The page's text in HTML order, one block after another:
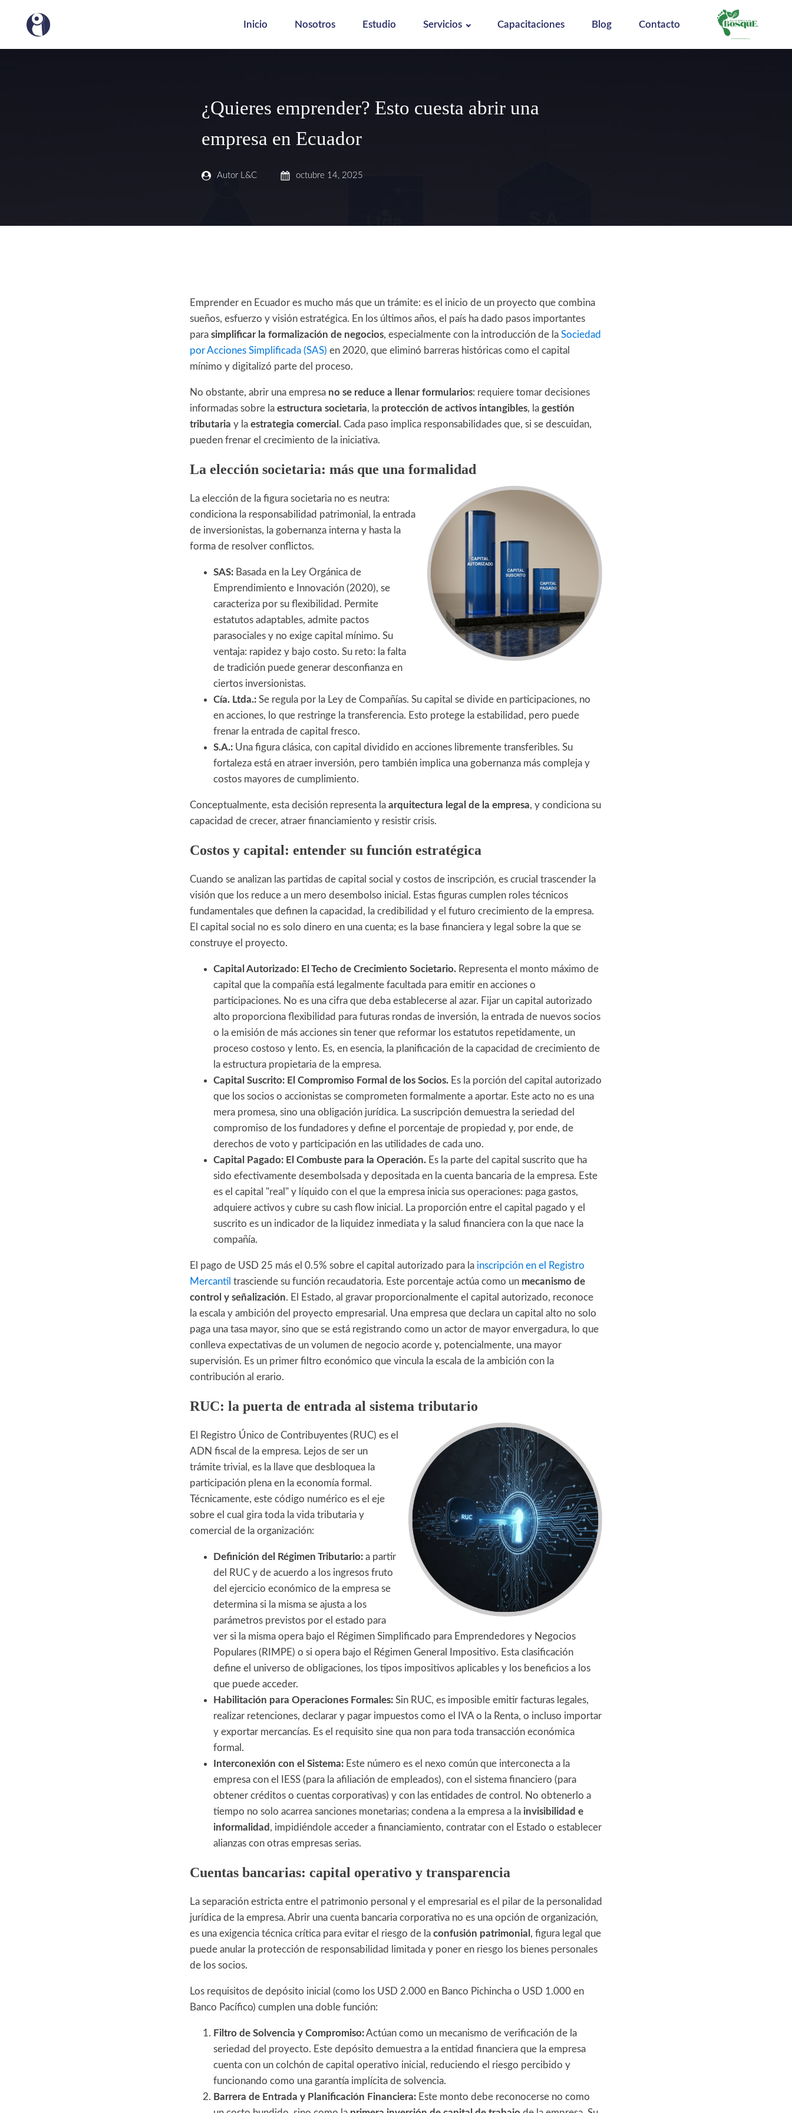
Inicio Nosotros Estudio Servicios Capacitaciones Blog Contacto
¿Quieres emprender? Esto cuesta abrir una
empresa en Ecuador
Autor L&C octubre 14, 2025
Emprender en Ecuador es mucho más que un trámite: es el inicio de un proyecto que combina
sueños, esfuerzo y visión estratégica. En los últimos años, el país ha dado pasos importantes
para simplificar la formalización de negocios, especialmente con la introducción de la Sociedad
por Acciones Simplificada (SAS) en 2020, que eliminó barreras históricas como el capital
mínimo y digitalizó parte del proceso.
No obstante, abrir una empresa no se reduce a llenar formularios: requiere tomar decisiones
informadas sobre la estructura societaria, la protección de activos intangibles, la gestión
tributaria y la estrategia comercial . Cada paso implica responsabilidades que, si se descuidan,
pueden frenar el crecimiento de la iniciativa.
La elección societaria: más que una formalidad
La elección de la figura societaria no es neutra:
condiciona la responsabilidad patrimonial, la entrada
de inversionistas, la gobernanza interna y hasta la
forma de resolver conflictos.
SAS: Basada en la Ley Orgánica de
Emprendimiento e Innovación (2020), se
caracteriza por su flexibilidad. Permite
estatutos adaptables, admite pactos
parasociales y no exige capital mínimo. Su
ventaja: rapidez y bajo costo. Su reto: la falta
de tradición puede generar desconfianza en
ciertos inversionistas.
Cía. Ltda.: Se regula por la Ley de Compañías. Su capital se divide en participaciones, no
en acciones, lo que restringe la transferencia. Esto protege la estabilidad, pero puede
frenar la entrada de capital fresco.
S.A.: Una figura clásica, con capital dividido en acciones libremente transferibles. Su
fortaleza está en atraer inversión, pero también implica una gobernanza más compleja y
costos mayores de cumplimiento.
Conceptualmente, esta decisión representa la arquitectura legal de la empresa, y condiciona su
capacidad de crecer, atraer financiamiento y resistir crisis.
Costos y capital: entender su función estratégica
Cuando se analizan las partidas de capital social y costos de inscripción, es crucial trascender la
visión que los reduce a un mero desembolso inicial. Estas figuras cumplen roles técnicos
fundamentales que definen la capacidad, la credibilidad y el futuro crecimiento de la empresa.
El capital social no es solo dinero en una cuenta; es la base financiera y legal sobre la que se
construye el proyecto.
Capital Autorizado: El Techo de Crecimiento Societario. Representa el monto máximo de
capital que la compañía está legalmente facultada para emitir en acciones o
participaciones. No es una cifra que deba establecerse al azar. Fijar un capital autorizado
alto proporciona flexibilidad para futuras rondas de inversión, la entrada de nuevos socios
o la emisión de más acciones sin tener que reformar los estatutos repetidamente, un
proceso costoso y lento. Es, en esencia, la planificación de la capacidad de crecimiento de
la estructura propietaria de la empresa.
Capital Suscrito: El Compromiso Formal de los Socios. Es la porción del capital autorizado
que los socios o accionistas se comprometen formalmente a aportar. Este acto no es una
mera promesa, sino una obligación jurídica. La suscripción demuestra la seriedad del
compromiso de los fundadores y define el porcentaje de propiedad y, por ende, de
derechos de voto y participación en las utilidades de cada uno.
Capital Pagado: El Combuste para la Operación. Es la parte del capital suscrito que ha
sido efectivamente desembolsada y depositada en la cuenta bancaria de la empresa. Este
es el capital "real" y líquido con el que la empresa inicia sus operaciones: paga gastos,
adquiere activos y cubre su cash flow inicial. La proporción entre el capital pagado y el
suscrito es un indicador de la liquidez inmediata y la salud financiera con la que nace la
compañía.
El pago de USD 25 más el 0.5% sobre el capital autorizado para la inscripción en el Registro
Mercantil trasciende su función recaudatoria. Este porcentaje actúa como un mecanismo de
control y señalización. El Estado, al gravar proporcionalmente el capital autorizado, reconoce
la escala y ambición del proyecto empresarial. Una empresa que declara un capital alto no solo
paga una tasa mayor, sino que se está registrando como un actor de mayor envergadura, lo que
conlleva expectativas de un volumen de negocio acorde y, potencialmente, una mayor
supervisión. Es un primer filtro económico que vincula la escala de la ambición con la
contribución al erario.
RUC: la puerta de entrada al sistema tributario
El Registro Único de Contribuyentes (RUC) es el
ADN fiscal de la empresa. Lejos de ser un
trámite trivial, es la llave que desbloquea la
participación plena en la economía formal.
Técnicamente, este código numérico es el eje
sobre el cual gira toda la vida tributaria y
comercial de la organización:
Definición del Régimen Tributario: a partir
del RUC y de acuerdo a los ingresos fruto
del ejercicio económico de la empresa se
determina si la misma se ajusta a los
parámetros previstos por el estado para
ver si la misma opera bajo el Régimen Simplificado para Emprendedores y Negocios
Populares (RIMPE) o si opera bajo el Régimen General Impositivo. Esta clasificación
define el universo de obligaciones, los tipos impositivos aplicables y los beneficios a los
que puede acceder.
Habilitación para Operaciones Formales: Sin RUC, es imposible emitir facturas legales,
realizar retenciones, declarar y pagar impuestos como el IVA o la Renta, o incluso importar
y exportar mercancías. Es el requisito sine qua non para toda transacción económica
formal.
Interconexión con el Sistema: Este número es el nexo común que interconecta a la
empresa con el IESS (para la afiliación de empleados), con el sistema financiero (para
obtener créditos o cuentas corporativas) y con las entidades de control. No obtenerlo a
tiempo no solo acarrea sanciones monetarias; condena a la empresa a la invisibilidad e
informalidad , impidiéndole acceder a financiamiento, contratar con el Estado o establecer
alianzas con otras empresas serias.
Cuentas bancarias: capital operativo y transparencia
La separación estricta entre el patrimonio personal y el empresarial es el pilar de la personalidad
jurídica de la empresa. Abrir una cuenta bancaria corporativa no es una opción de organización,
es una exigencia técnica crítica para evitar el riesgo de la confusión patrimonial , figura legal que
puede anular la protección de responsabilidad limitada y poner en riesgo los bienes personales
de los socios.
Los requisitos de depósito inicial (como los USD 2.000 en Banco Pichincha o USD 1.000 en
Banco Pacífico) cumplen una doble función:
Filtro de Solvencia y Compromiso:Actúan como un mecanismo de verificación de la
seriedad del proyecto. Este depósito demuestra a la entidad financiera que la empresa
cuenta con un colchón de capital operativo inicial, reduciendo el riesgo percibido y
funcionando como una garantía implícita de solvencia.
Barrera de Entrada y Planificación Financiera: Este monto debe reconocerse no como